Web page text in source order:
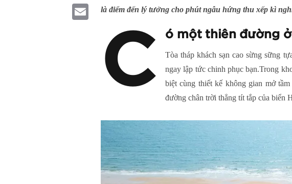
là điểm đến lý tưởng cho phút ngẫu hứng thu xếp kì
C ó một thiên đường
Tòa tháp khách sạn cao sừng sững
ngay lập tức chinh phục bạn.Trong
biệt cùng thiết kế không gian mở
đường chân trời thẳng tít tắp của biển
Twitter